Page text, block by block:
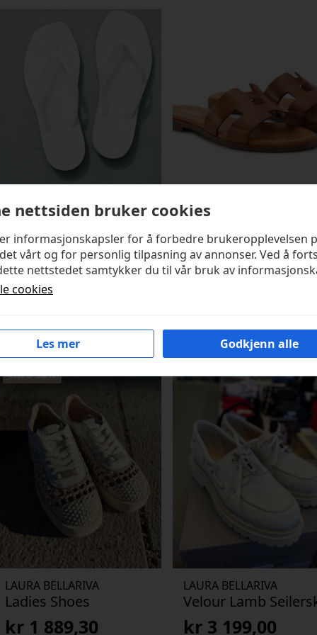
SLEEPERS
Tapered White
kr499,00
SHOE BIZ COPENHAGEN
Seattle Sandal
kr1 399,00
SALG 30%
LAURA BELLARIVA
Ladies Shoes
kr 1 889,30
LAURA BELLARIVA
Velour Lamb
kr 3 199,00
nettsiden bruker cookies
informasjonskapsler for å forbedre brukeropplevelsen
vårt og for personlig tilpasning av annonser. Ved å
nettstedet samtykker du til vår bruk av
cookies
Les mer Godkjenn alle